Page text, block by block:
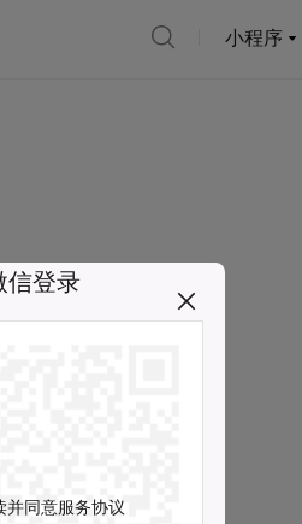
小程序
信登录
并同意服务协议